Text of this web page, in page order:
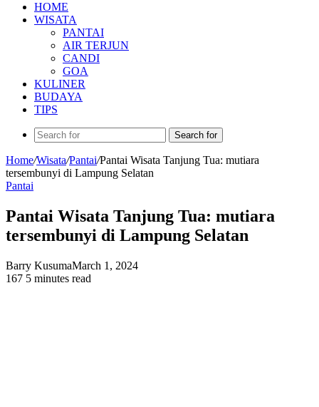
HOME
WISATA
PANTAI
AIR TERJUN
CANDI
GOA
KULINER
BUDAYA
TIPS
Search for
Home/Wisata/Pantai/Pantai Wisata Tanjung Tua: mutiara
tersembunyi di Lampung Selatan
Pantai
Pantai Wisata Tanjung Tua: mutiara
tersembunyi di Lampung Selatan
Barry KusumaMarch 1, 2024
167 5 minutes read